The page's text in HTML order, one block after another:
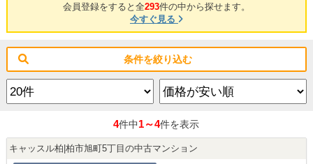
会員登録をすると全293件の中から探せます。
今すぐ見る
条件を絞り込む
4件中1～4件を表示
キャッスル柏|柏市旭町5丁目の中古マンション